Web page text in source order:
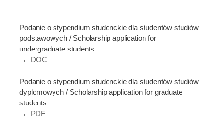
Podanie o stypendium studenckie dla studentów studiów
podstawowych / Scholarship application for
undergraduate students
→ DOC
Podanie o stypendium studenckie dla studentów studiów
dyplomowych / Scholarship application for graduate
students
→ PDF